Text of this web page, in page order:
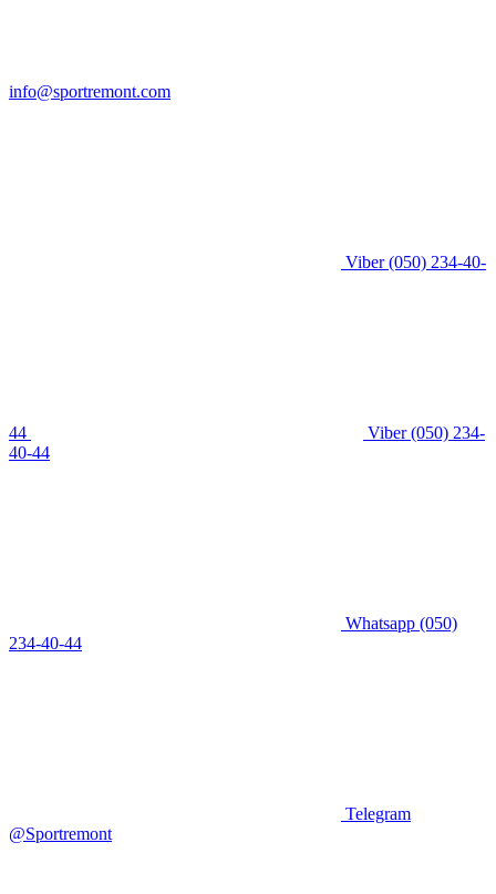
info@sportremont.com
Viber(050) 234-40-
44 Viber(050) 234-
40-44
Whatsapp (050)
234-40-44
Telegram
@Sportremont